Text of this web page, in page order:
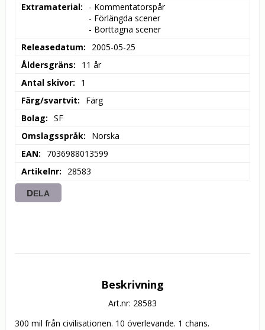
Extramaterial
- Kommentatorspår
- Förlängda scener
- Borttagna scener
Releasedatum
2005-05-25
Åldersgräns
11 år
Antal skivor
1
Färg/svartvit
Färg
Bolag
SF
Omslagsspråk
Norska
EAN
7036988013599
Artikelnr
28583
DELA
Beskrivning
Art.nr: 28583
300 mil från civilisationen. 10 överlevande. 1 chans.